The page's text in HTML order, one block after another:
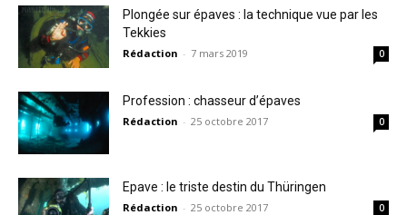
Plongée sur épaves : la technique vue par les
Tekkies
Rédaction - 7 mars 2019 0
Profession : chasseur d’épaves
Rédaction - 25 octobre 2017 0
Epave : le triste destin du Thüringen
Rédaction - 25 octobre 2017 0